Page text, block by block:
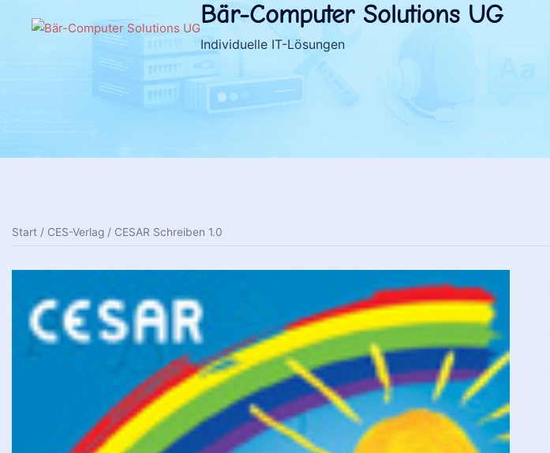
Bär-Computer Solutions UG
Individuelle IT-Lösungen
Start / CES-Verlag / CESAR Schreiben 1.0